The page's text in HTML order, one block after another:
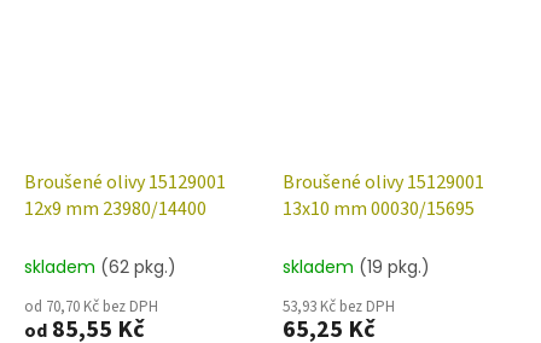
Broušené olivy 15129001
12x9 mm 23980/14400
skladem (62 pkg.)
od 70,70 Kč bez DPH
od 85,55 Kč
Broušené olivy 15129001
13x10 mm 00030/15695
skladem (19 pkg.)
53,93 Kč bez DPH
65,25 Kč